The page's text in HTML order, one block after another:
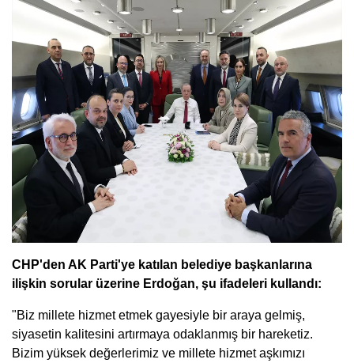
CHP'den AK Parti'ye katılan belediye başkanlarına
ilişkin sorular üzerine Erdoğan, şu ifadeleri kullandı:
"Biz millete hizmet etmek gayesiyle bir araya gelmiş,
siyasetin kalitesini artırmaya odaklanmış bir hareketiz.
Bizim yüksek değerlerimiz ve millete hizmet aşkımızı